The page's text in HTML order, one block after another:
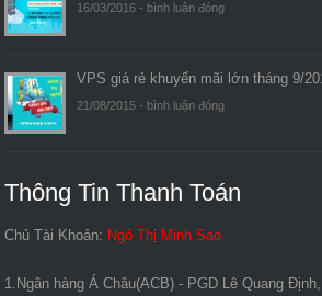
16/03/2016 - bình luận đóng
VPS giá rẻ khuyến mãi lớn tháng 9/
21/08/2015 - bình luận đóng
Thông Tin Thanh Toán
Chủ Tài Khoản: Ngô Thị Minh Sao
1.Ngân hàng Á Châu(ACB) - PGD Lê Quang